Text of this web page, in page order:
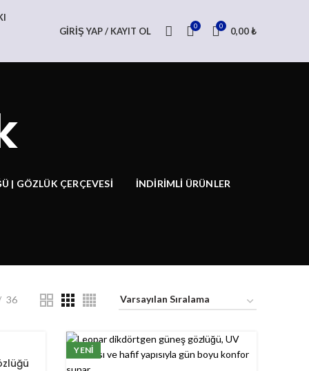
GIRIŞ YAP / KAYIT OL 0 0 0,00₺
| GÖZLÜK ÇERÇEVESI İNDIRIMLI ÜRÜNLER
36
YENI